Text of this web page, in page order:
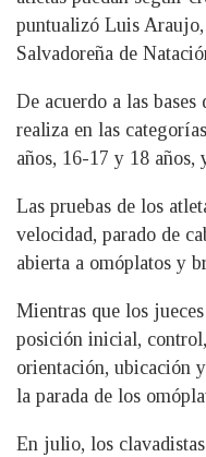
puntualizó Luis
Salvadoreña de
De acuerdo a las
realiza en las
años, 16-17 y 18 años,
Las pruebas de los
velocidad, parado de
abierta a omóplatos y
Mientras que los
posición inicial,
orientación, ubicación
la parada de los
En julio, los